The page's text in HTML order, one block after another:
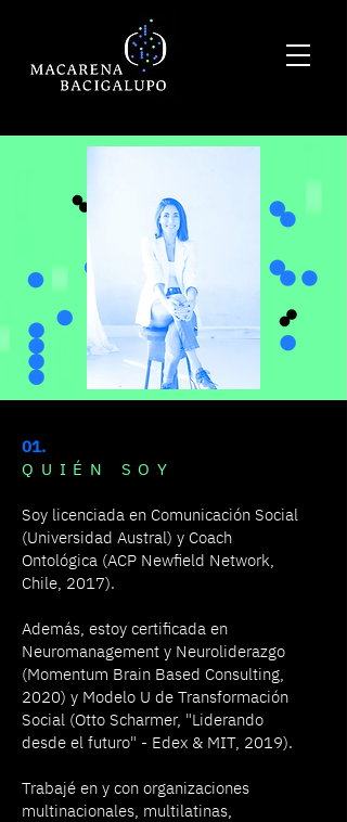
01.
QUIÉN SOY
Soy licenciada en Comunicación Social
(Universidad Austral) y Coach
Ontológica (ACP Newfield Network,
Chile, 2017).
Además, estoy certificada en
Neuromanagement y Neuroliderazgo
(Momentum Brain Based Consulting,
2020) y Modelo U de Transformación
Social (Otto Scharmer, "Liderando
desde el futuro" - Edex & MIT, 2019).
Trabajé en y con organizaciones
multinacionales, multilatinas,